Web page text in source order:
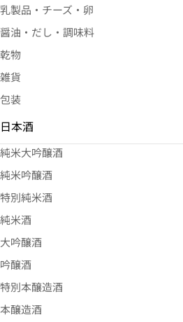
乳製品・チーズ・卵
醤油・だし・調味料
乾物
雑貨
包装
日本酒
純米大吟醸酒
純米吟醸酒
特別純米酒
純米酒
大吟醸酒
吟醸酒
特別本醸造酒
本醸造酒